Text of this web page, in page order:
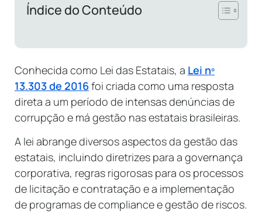
Índice do Conteúdo
Conhecida como Lei das Estatais, a Lei nº
13.303 de 2016foi criada como uma resposta
direta a um período de intensas denúncias de
corrupção e má gestão nas estatais brasileiras.
A lei abrange diversos aspectos da gestão das
estatais, incluindo diretrizes para a governança
corporativa, regras rigorosas para os processos
de licitação e contratação e a implementação
de programas de compliance e gestão de riscos.